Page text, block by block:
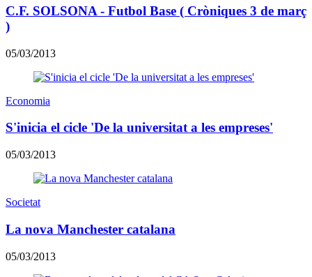
C.F. SOLSONA - Futbol Base ( Cròniques 3 de març
)
05/03/2013
Economia
S'inicia el cicle 'De la universitat a les empreses'
05/03/2013
Societat
La nova Manchester catalana
05/03/2013